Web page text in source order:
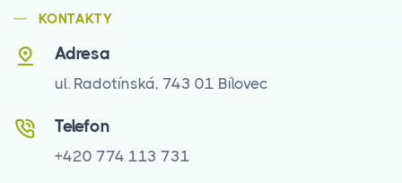
KONTAKTY
Adresa
ul. Radotínská, 743 01 Bílovec
Telefon
+420 774 113 731